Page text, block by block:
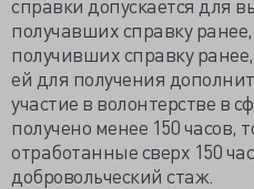
получавших справку
получивших справку
ей для получения
участие в волонтерстве в
получено менее 150 часов,
отработанные сверх 150
добровольческий стаж.